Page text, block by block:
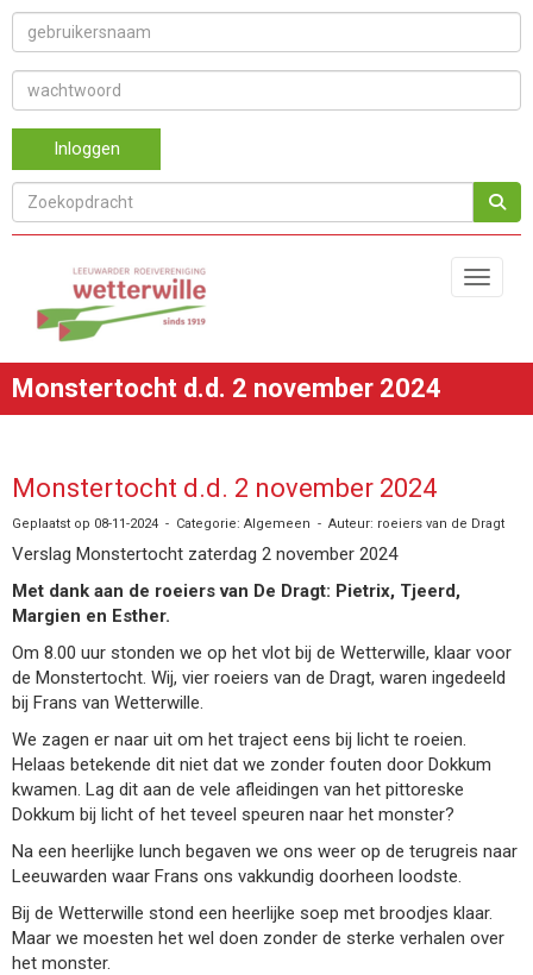
Inloggen
Monstertocht d.d. 2 november 2024
Monstertocht d.d. 2 november 2024
Geplaatst op 08-11-2024 - Categorie: Algemeen - Auteur: roeiers van de Dragt
Verslag Monstertocht zaterdag 2 november 2024
Met dank aan de roeiers van De Dragt: Pietrix, Tjeerd,
Margien en Esther.
Om 8.00 uur stonden we op het vlot bij de Wetterwille, klaar voor
de Monstertocht. Wij, vier roeiers van de Dragt, waren ingedeeld
bij Frans van Wetterwille.
We zagen er naar uit om het traject eens bij licht te roeien.
Helaas betekende dit niet dat we zonder fouten door Dokkum
kwamen. Lag dit aan de vele afleidingen van het pittoreske
Dokkum bij licht of het teveel speuren naar het monster?
Na een heerlijke lunch begaven we ons weer op de terugreis naar
Leeuwarden waar Frans ons vakkundig doorheen loodste.
Bij de Wetterwille stond een heerlijke soep met broodjes klaar.
Maar we moesten het wel doen zonder de sterke verhalen over
het monster.